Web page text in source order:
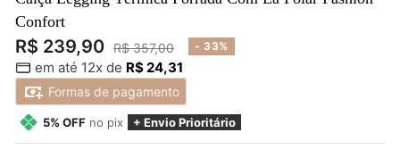
Confort
Preço
promocional
R$ 239,90 Preço
normal
R$ 357,00 - 33%
em até 12x de R$ 24,31
Formas de pagamento
5% OFF no pix + Envio Prioritário